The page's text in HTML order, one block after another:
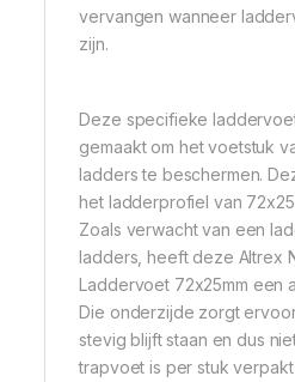
vervangen wanneer
zijn.
Deze specifieke
gemaakt om het voetstuk
ladders te beschermen.
het ladderprofiel van
Zoals verwacht van een
ladders, heeft deze Altrex
Laddervoet 72x25mm een
Die onderzijde zorgt
stevig blijft staan en dus
trapvoet is per stuk